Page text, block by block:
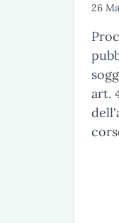
26
art.